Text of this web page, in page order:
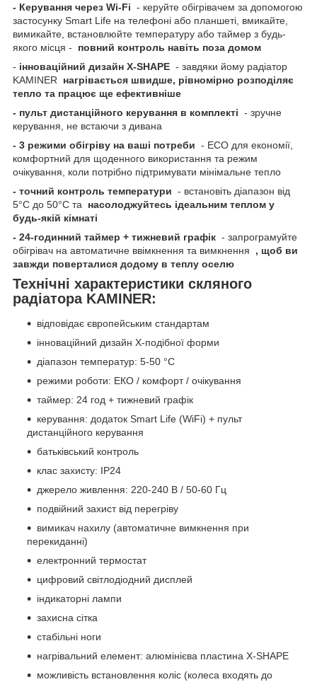
- Керування через Wi-Fi - керуйте обігрівачем за допомогою
застосунку Smart Life на телефоні або планшеті, вмикайте,
вимикайте, встановлюйте температуру або таймер з будь-
якого місця - повний контроль навіть поза домом
- інноваційний дизайн X-SHAPE - завдяки йому радіатор
KAMINER нагрівається швидше, рівномірно розподіляє
тепло та працює ще ефективніше
- пульт дистанційного керування в комплекті - зручне
керування, не встаючи з дивана
- 3 режими обігріву на ваші потреби - ECO для економії,
комфортний для щоденного використання та режим
очікування, коли потрібно підтримувати мінімальне тепло
- точний контроль температури - встановіть діапазон від
5°C до 50°C та насолоджуйтесь ідеальним теплом у
будь-якій кімнаті
- 24-годинний таймер + тижневий графік - запрограмуйте
обігрівач на автоматичне ввімкнення та вимкнення , щоб ви
завжди поверталися додому в теплу оселю
Технічні характеристики скляного
радіатора KAMINER:
відповідає європейським стандартам
інноваційний дизайн X-подібної форми
діапазон температур: 5-50 °C
режими роботи: ЕКО / комфорт / очікування
таймер: 24 год + тижневий графік
керування: додаток Smart Life (WiFi) + пульт
дистанційного керування
батьківський контроль
клас захисту: IP24
джерело живлення: 220-240 В / 50-60 Гц
подвійний захист від перегріву
вимикач нахилу (автоматичне вимкнення при
перекиданні)
електронний термостат
цифровий світлодіодний дисплей
індикаторні лампи
захисна сітка
стабільні ноги
нагрівальний елемент: алюмінієва пластина X-SHAPE
можливість встановлення коліс (колеса входять до